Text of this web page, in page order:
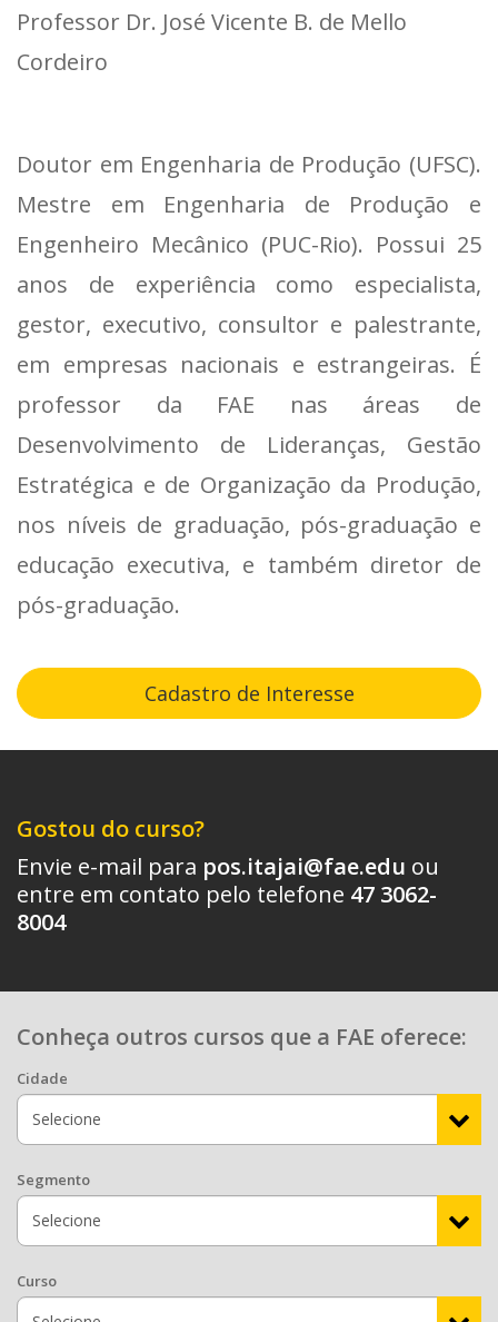
Professor Dr. José Vicente B. de Mello
Cordeiro
Doutor em Engenharia de Produção (UFSC).
Mestre em Engenharia de Produção e
Engenheiro Mecânico (PUC-Rio). Possui 25
anos de experiência como especialista,
gestor, executivo, consultor e palestrante,
em empresas nacionais e estrangeiras. É
professor da FAE nas áreas de
Desenvolvimento de Lideranças, Gestão
Estratégica e de Organização da Produção,
nos níveis de graduação, pós-graduação e
educação executiva, e também diretor de
pós-graduação.
Cadastro de Interesse
Gostou do curso?
Envie e-mail para pos.itajai@fae.edu ou
entre em contato pelo telefone 47 3062-
8004
Conheça outros cursos que a FAE oferece:
Cidade
Segmento
Curso